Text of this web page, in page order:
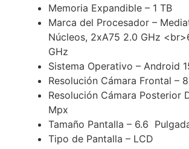
Memoria Expandible – 1 TB
Marca del Procesador –
Núcleos, 2xA75 2.0 GHz
GHz
Sistema Operativo – Android
Resolución Cámara Frontal –
Resolución Cámara Posterior
Mpx
Tamaño Pantalla – 6.6
Tipo de Pantalla – LCD